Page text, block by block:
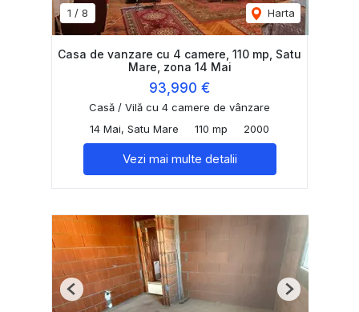
1 / 8 Harta
Casa de vanzare cu 4 camere, 110 mp, Satu
Mare, zona 14 Mai
93,990 €
Casă / Vilă cu 4 camere de vânzare
14 Mai, Satu Mare
110 mp 2000
Vezi mai multe detalii
Previous Next